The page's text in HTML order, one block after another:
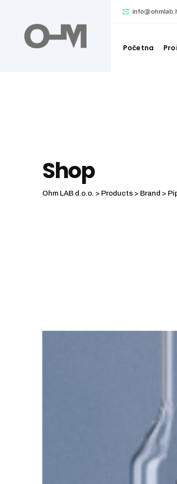
content
Početna
Shop
Ohm LAB d.o.o. > Products > Brand >